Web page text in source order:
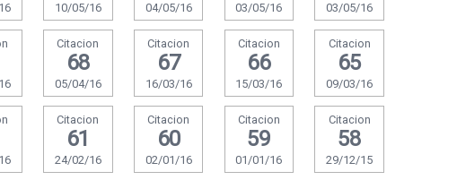
10/05/16 04/05/16 03/05/16 03/05/16
Citacion
68
05/04/16
Citacion
67
16/03/16
Citacion
66
15/03/16
Citacion
65
09/03/16
Citacion
61
24/02/16
Citacion
60
02/01/16
Citacion
59
01/01/16
Citacion
58
29/12/15